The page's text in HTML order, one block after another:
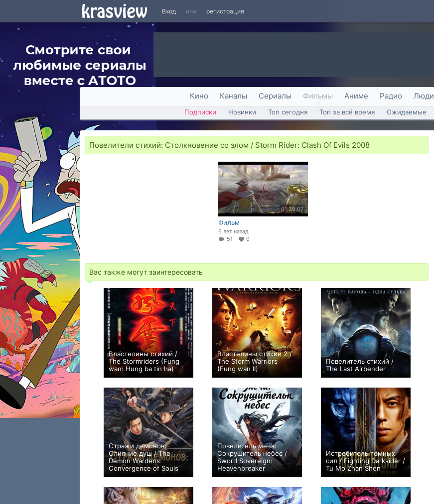
Вход или регистрация
Кино Каналы Сериалы Фильмы Аниме Радио Люди
Подписки Новинки Топ сегодня Топ за всё время Ожидаемые
Повелители стихий: Столкновение со злом / Storm Rider: Clash Of Evils 2008
01:39:07
Фильм
6 лет назад
51
0
Вас также могут заинтересовать
Властелины стихий /
The Stormriders (Fung
wan: Hung ba tin ha)
+1
Властелины стихий 2 /
The Storm Warriors
(Fung wan II)
+1
Повелитель стихий /
The Last Airbender
+33
Стражи демонов:
Слияние душ / The
Demon Wardens:
Convergence of Souls
0
Повелитель меча:
Сокрушитель небес /
Sword Sovereign:
Heavenbreaker
0
Истребитель тёмных
сил / Fighting Darksider /
Tu Mo Zhan Shen
+4